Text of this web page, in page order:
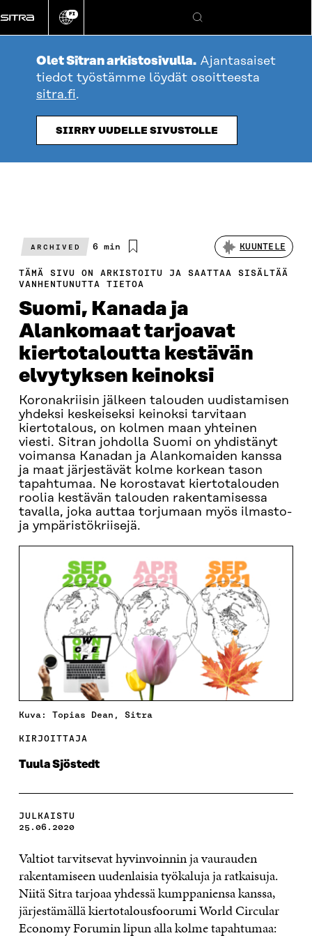
suoraan
sisältöön
Vaihda
kieli
FI
Hae
Olet Sitran arkistosivulla. Ajantasaiset
tiedot työstämme löydät osoitteesta
sitra.fi.
SIIRRY UUDELLE SIVUSTOLLE
ARCHIVED
Arvioitu
6 min KUUNTELE
TÄMÄ SIVU ON ARKISTOITU JA SAATTAA SISÄLTÄÄ
VANHENTUNUTTA TIETOA
Suomi, Kanada ja
Alankomaat tarjoavat
kiertotaloutta kestävän
elvytyksen keinoksi
Koronakriisin jälkeen talouden uudistamisen
yhdeksi keskeiseksi keinoksi tarvitaan
kiertotalous, on kolmen maan yhteinen
viesti. Sitran johdolla Suomi on yhdistänyt
voimansa Kanadan ja Alankomaiden kanssa
ja maat järjestävät kolme korkean tason
tapahtumaa. Ne korostavat kiertotalouden
roolia kestävän talouden rakentamisessa
tavalla, joka auttaa torjumaan myös ilmasto-
ja ympäristökriisejä.
Kuva: Topias Dean, Sitra
KIRJOITTAJA
Tuula Sjöstedt
JULKAISTU
25.06.2020
Valtiot tarvitsevat hyvinvoinnin ja vaurauden
rakentamiseen uudenlaisia työkaluja ja ratkaisuja.
Niitä Sitra tarjoaa yhdessä kumppaniensa kanssa,
järjestämällä kiertotalousfoorumi World Circular
Economy Forumin lipun alla kolme tapahtumaa: